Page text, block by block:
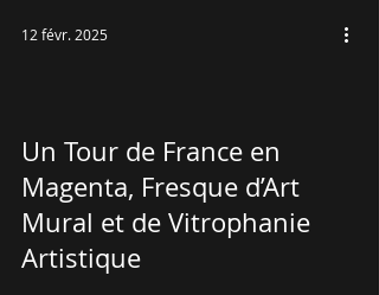
Un Tour de France en
Magenta, Fresque d’Art
Mural et de Vitrophanie
Artistique
12 févr. 2025